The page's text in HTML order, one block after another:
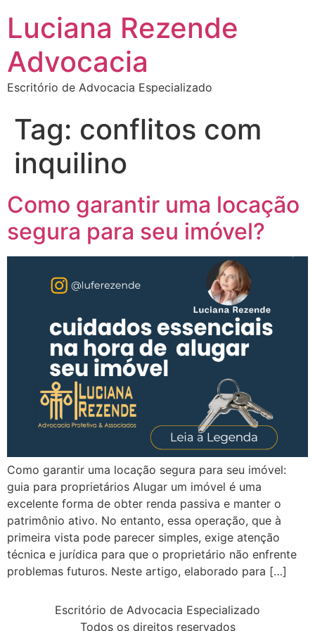
Luciana Rezende
Advocacia
Escritório de Advocacia Especializado
Tag: conflitos com
inquilino
Como garantir uma locação
segura para seu imóvel?
Como garantir uma locação segura para seu imóvel:
guia para proprietários Alugar um imóvel é uma
excelente forma de obter renda passiva e manter o
patrimônio ativo. No entanto, essa operação, que à
primeira vista pode parecer simples, exige atenção
técnica e jurídica para que o proprietário não enfrente
problemas futuros. Neste artigo, elaborado para […]
Escritório de Advocacia Especializado
Todos os direitos reservados